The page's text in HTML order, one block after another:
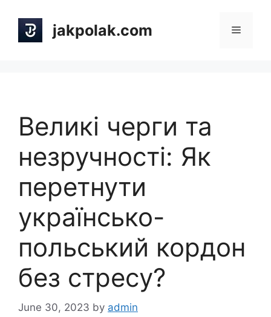
content
jakpolak.com Menu
Великі черги та
незручності: Як
перетнути
українсько-
польський кордон
без стресу?
June 30, 2023 by admin